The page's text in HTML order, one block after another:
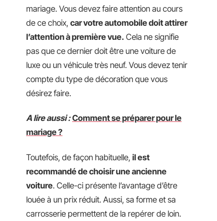
mariage. Vous devez faire attention au cours
de ce choix, car votre automobile doit attirer
l’attention à première vue. Cela ne signifie
pas que ce dernier doit être une voiture de
luxe ou un véhicule très neuf. Vous devez tenir
compte du type de décoration que vous
désirez faire.
A lire aussi : Comment se préparer pour le
mariage ?
Toutefois, de façon habituelle, il est
recommandé de choisir une ancienne
voiture. Celle-ci présente l’avantage d’être
louée à un prix réduit. Aussi, sa forme et sa
carrosserie permettent de la repérer de loin.